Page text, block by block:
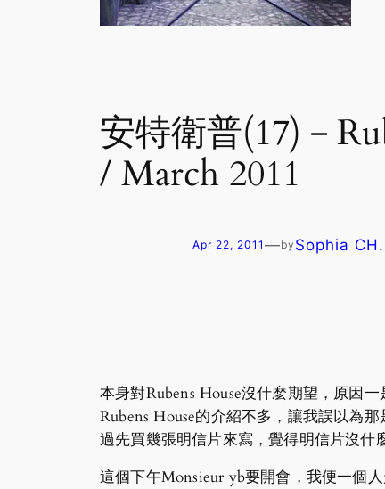
安特衛普(17)－
/ March 2011
Apr 22, 2011 —by Sophia
本身對Rubens House沒什麼期望，原因
Rubens House的介紹不多，讓我誤以為
過先買幾張明信片來寫，覺得明信片沒什
這個下午Monsieur yb要開會，我便一個